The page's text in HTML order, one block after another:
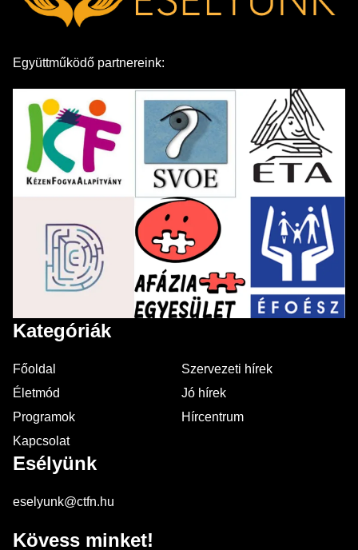
Együttműködő partnereink:
Kategóriák
Főoldal
Szervezeti hírek
Életmód
Jó hírek
Programok
Hírcentrum
Kapcsolat
Esélyünk
eselyunk@ctfn.hu
Kövess minket!